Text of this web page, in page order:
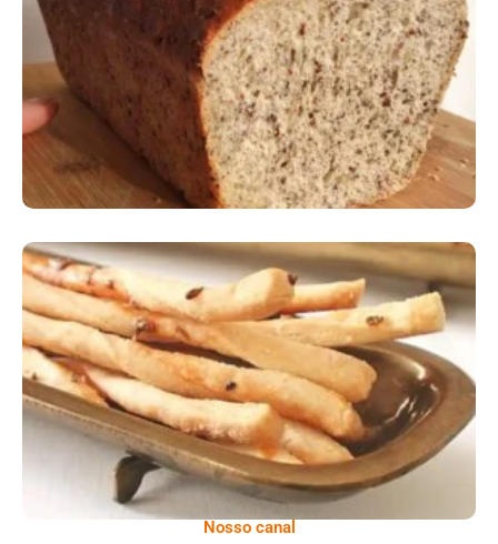
Comer Bem: Pão Low Carb
Comer Bem: Palitinhos De Cebola E Salsa
Nosso canal